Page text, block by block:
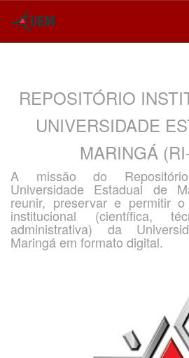
REPOSITÓRIO
UNIVERSIDADE
MARINGÁ
A missão do
Universidade Estadual de
reunir, preservar e permitir
institucional (científica,
administrativa) da
Maringá em formato digital.